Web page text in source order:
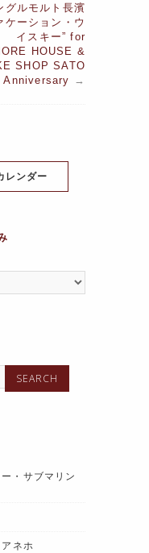
at
s
A
e
gr
a
s
s
a
グルモルト長濱
ケーション・ウ
イスキー” for
HOUSE &
SHOP SATO
Anniversary →
レンダー
・サブマリン
ネホ